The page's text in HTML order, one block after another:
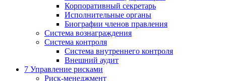
Корпоративный секретарь
Исполнительные органы
Биографии членов правления
Система вознаграждения
Система контроля
Система внутреннего контроля
Внешний аудит
7 Управление рисками
Риск-менеджмент